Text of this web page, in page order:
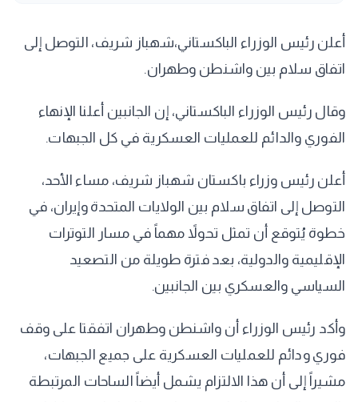
أعلن رئيس الوزراء الباكستاني،شهباز شريف، التوصل إلى
اتفاق سلام بين واشنطن وطهران.
وقال رئيس الوزراء الباكستاني، إن الجانبين أعلنا الإنهاء
الفوري والدائم للعمليات العسكرية في كل الجبهات.
أعلن رئيس وزراء باكستان شهباز شريف، مساء الأحد،
التوصل إلى اتفاق سلام بين الولايات المتحدة وإيران، في
خطوة يُتوقع أن تمثل تحولاً مهماً في مسار التوترات
الإقليمية والدولية، بعد فترة طويلة من التصعيد
السياسي والعسكري بين الجانبين.
وأكد رئيس الوزراء أن واشنطن وطهران اتفقتا على وقف
فوري ودائم للعمليات العسكرية على جميع الجبهات،
مشيراً إلى أن هذا الالتزام يشمل أيضاً الساحات المرتبطة